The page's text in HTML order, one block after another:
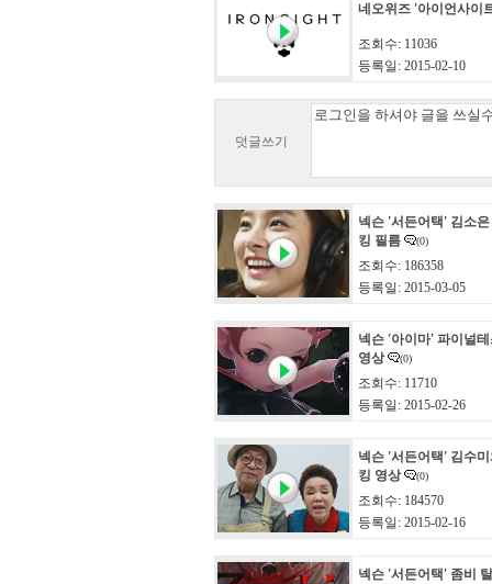
네오위즈 '아이언사이
조회수: 11036
등록일: 2015-02-10
덧글쓰기
넥슨 '서든어택' 김소
킹 필름
(0)
조회수: 186358
등록일: 2015-03-05
넥슨 '아이마' 파이널
영상
(0)
조회수: 11710
등록일: 2015-02-26
넥슨 '서든어택' 김수
킹 영상
(0)
조회수: 184570
등록일: 2015-02-16
넥슨 '서든어택' 좀비